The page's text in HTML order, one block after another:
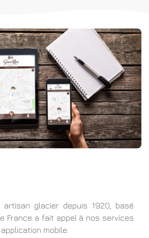
artisan glacier depuis 1920, basé
France a fait appel à nos services
mobile.